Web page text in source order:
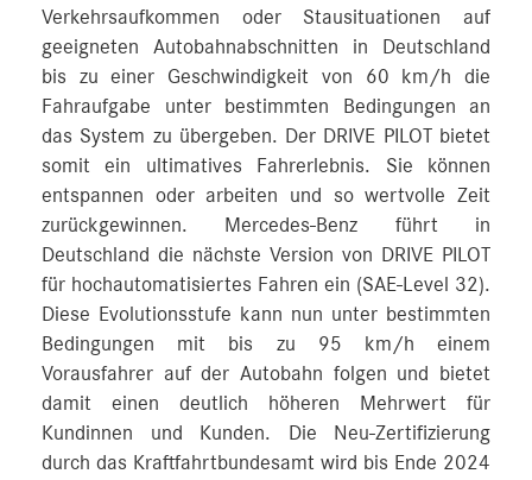
Verkehrsaufkommen oder Stausituationen auf
geeigneten Autobahnabschnitten in Deutschland
bis zu einer Geschwindigkeit von 60 km/h die
Fahraufgabe unter bestimmten Bedingungen an
das System zu übergeben. Der DRIVE PILOT bietet
somit ein ultimatives Fahrerlebnis. Sie können
entspannen oder arbeiten und so wertvolle Zeit
zurückgewinnen. Mercedes-Benz führt in
Deutschland die nächste Version von DRIVE PILOT
für hochautomatisiertes Fahren ein (SAE-Level 32).
Diese Evolutionsstufe kann nun unter bestimmten
Bedingungen mit bis zu 95 km/h einem
Vorausfahrer auf der Autobahn folgen und bietet
damit einen deutlich höheren Mehrwert für
Kundinnen und Kunden. Die Neu-Zertifizierung
durch das Kraftfahrtbundesamt wird bis Ende 2024